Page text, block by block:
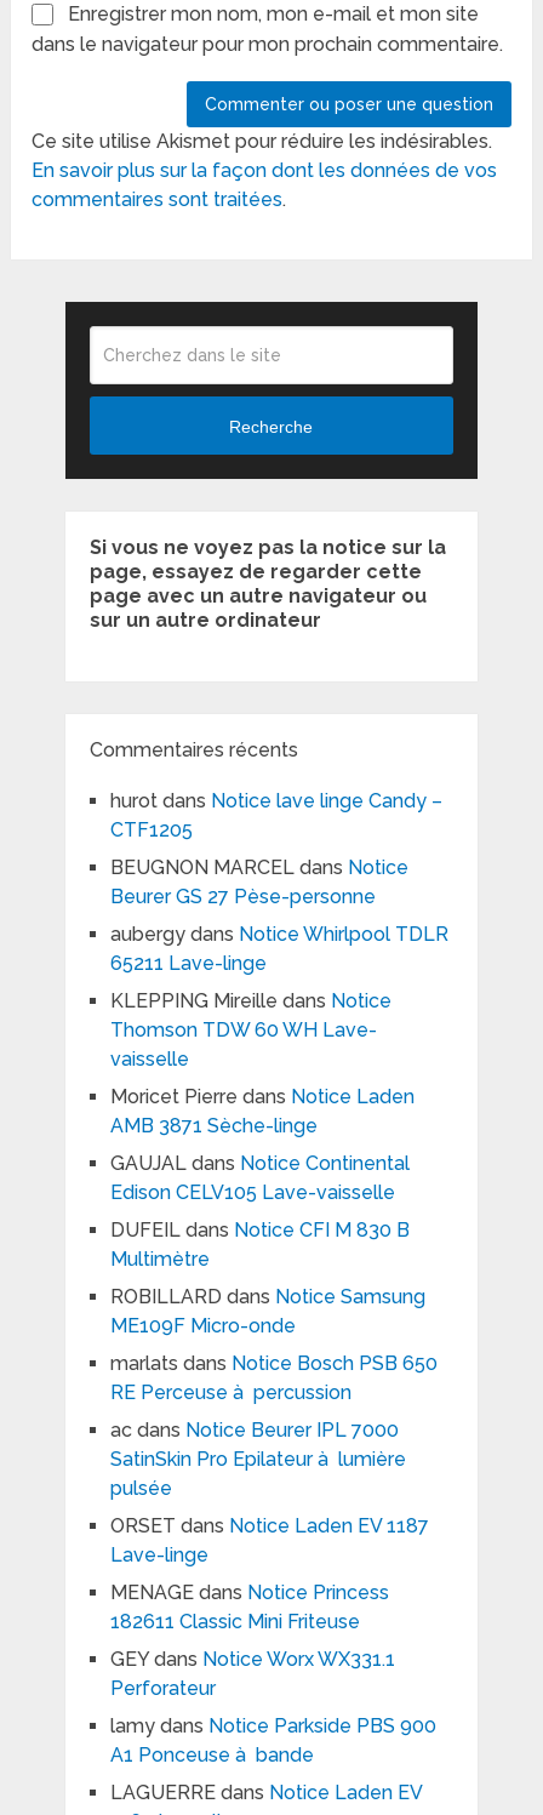
Enregistrer mon nom, mon e-mail et mon site
dans le navigateur pour mon prochain commentaire.
Ce site utilise Akismet pour réduire les indésirables.
En savoir plus sur la façon dont les données de vos
commentaires sont traitées.
Recherche
Si vous ne voyez pas la notice sur la
page, essayez de regarder cette
page avec un autre navigateur ou
sur un autre ordinateur
Commentaires récents
hurotdans Notice lave linge Candy –
CTF1205
BEUGNON MARCELdans Notice
Beurer GS 27 Pèse-personne
aubergydans Notice Whirlpool TDLR
65211 Lave-linge
KLEPPING Mireille dans Notice
Thomson TDW 60 WH Lave-
vaisselle
Moricet Pierre dans Notice Laden
AMB 3871 Sèche-linge
GAUJALdans Notice Continental
Edison CELV105 Lave-vaisselle
DUFEILdans Notice CFI M 830 B
Multimètre
ROBILLARD dans Notice Samsung
ME109F Micro-onde
marlats dans Notice Bosch PSB 650
RE Perceuse à percussion
acdans Notice Beurer IPL 7000
SatinSkin Pro Epilateur à lumière
pulsée
ORSET dans Notice Laden EV 1187
Lave-linge
MENAGEdans Notice Princess
182611 Classic Mini Friteuse
GEYdans Notice Worx WX331.1
Perforateur
lamydans Notice Parkside PBS 900
A1 Ponceuse à bande
LAGUERREdans Notice Laden EV